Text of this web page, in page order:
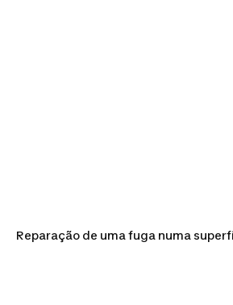
Reparação de uma fuga numa